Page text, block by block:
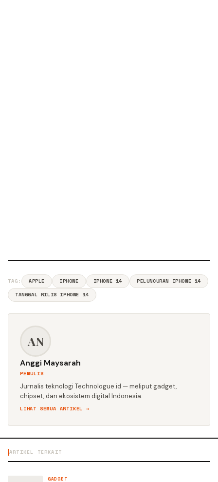
TAG: APPLE IPHONE IPHONE 14
PELUNCURAN IPHONE 14
TANGGAL RILIS IPHONE 14
AN
Anggi Maysarah
PENULIS
Jurnalis teknologi Technologue.id — meliput gadget,
chipset, dan ekosistem digital Indonesia.
LIHAT SEMUA ARTIKEL →
ARTIKEL TERKAIT
GADGET